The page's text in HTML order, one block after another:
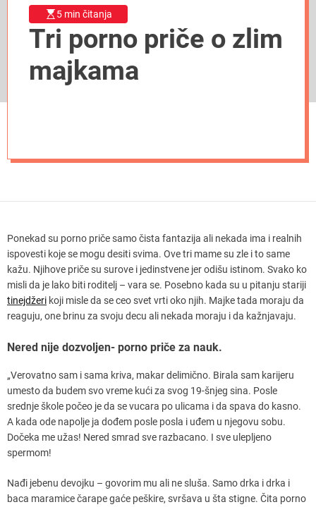
5 min čitanja
Tri porno priče o zlim
majkama
Ponekad su porno priče samo čista fantazija ali nekada ima i realnih
ispovesti koje se mogu desiti svima. Ove tri mame su zle i to same
kažu. Njihove priče su surove i jedinstvene jer odišu istinom. Svako ko
misli da je lako biti roditelj – vara se. Posebno kada su u pitanju stariji
tinejdžeri koji misle da se ceo svet vrti oko njih. Majke tada moraju da
reaguju, one brinu za svoju decu ali nekada moraju i da kažnjavaju.
Nered nije dozvoljen- porno priče za nauk.
„Verovatno sam i sama kriva, makar delimično. Birala sam karijeru
umesto da budem svo vreme kući za svog 19-šnjeg sina. Posle
srednje škole počeo je da se vucara po ulicama i da spava do kasno.
A kada ode napolje ja dođem posle posla i uđem u njegovu sobu.
Dočeka me užas! Nered smrad sve razbacano. I sve ulepljeno
spermom!
Nađi jebenu devojku – govorim mu ali ne sluša. Samo drka i drka i
baca maramice čarape gaće peškire, svršava u šta stigne. Čita porno